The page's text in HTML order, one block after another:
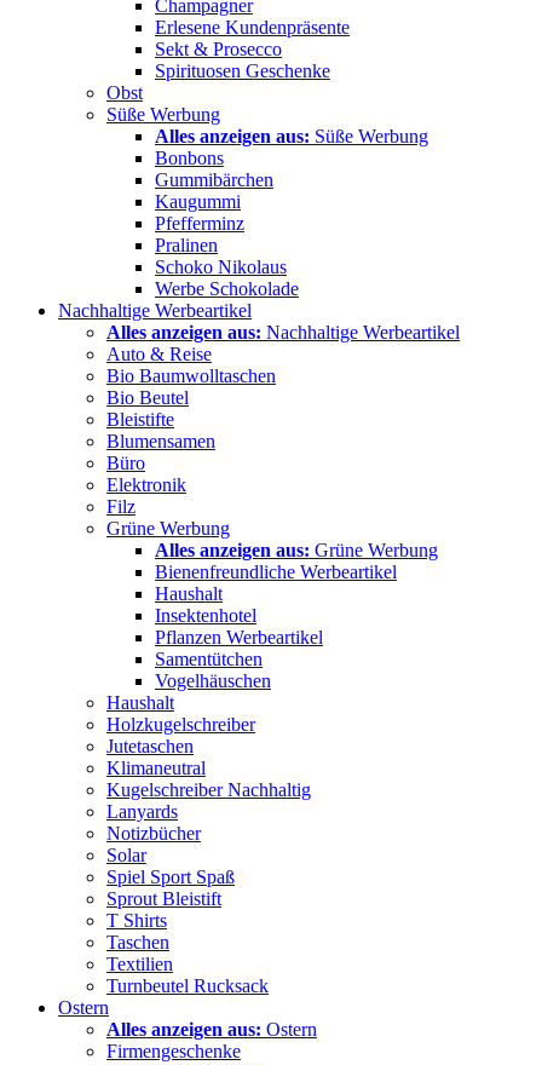
Champagner
Erlesene Kundenpräsente
Sekt & Prosecco
Spirituosen Geschenke
Obst
Süße Werbung
Alles anzeigen aus: Süße Werbung
Bonbons
Gummibärchen
Kaugummi
Pfefferminz
Pralinen
Schoko Nikolaus
Werbe Schokolade
Nachhaltige Werbeartikel
Alles anzeigen aus: Nachhaltige Werbeartikel
Auto & Reise
Bio Baumwolltaschen
Bio Beutel
Bleistifte
Blumensamen
Büro
Elektronik
Filz
Grüne Werbung
Alles anzeigen aus: Grüne Werbung
Bienenfreundliche Werbeartikel
Haushalt
Insektenhotel
Pflanzen Werbeartikel
Samentütchen
Vogelhäuschen
Haushalt
Holzkugelschreiber
Jutetaschen
Klimaneutral
Kugelschreiber Nachhaltig
Lanyards
Notizbücher
Solar
Spiel Sport Spaß
Sprout Bleistift
T Shirts
Taschen
Textilien
Turnbeutel Rucksack
Ostern
Alles anzeigen aus: Ostern
Firmengeschenke